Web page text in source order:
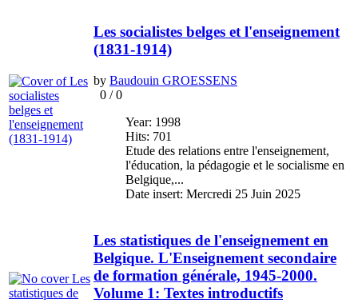
Les socialistes belges et l'enseignement
(1831-1914)
by Baudouin GROESSENS
0 /0
Year: 1998
Hits: 701
Etude des relations entre l'enseignement,
l'éducation, la pédagogie et le socialisme en
Belgique,...
Date insert: Mercredi 25 Juin 2025
Les statistiques de l'enseignement en
Belgique. L'Enseignement secondaire
de formation générale, 1945-2000.
Volume 1: Textes introductifs